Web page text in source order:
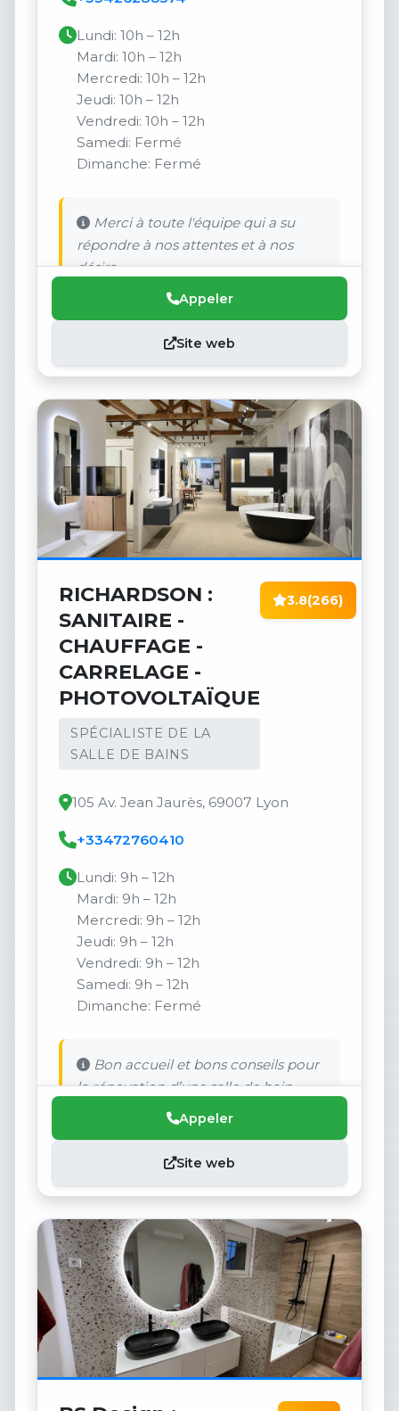
Lundi: 10h – 12h
Mardi: 10h – 12h
Mercredi: 10h – 12h
Jeudi: 10h – 12h
Vendredi: 10h – 12h
Samedi: Fermé
Dimanche: Fermé
Merci à toute l'équipe qui a su
répondre à nos attentes et à nos
désirs.
Appeler
Site web
RICHARDSON :
SANITAIRE -
CHAUFFAGE -
CARRELAGE -
PHOTOVOLTAÏQUE
SPÉCIALISTE DE LA
SALLE DE BAINS
3.8(266)
105 Av. Jean Jaurès, 69007 Lyon
+33472760410
Lundi: 9h – 12h
Mardi: 9h – 12h
Mercredi: 9h – 12h
Jeudi: 9h – 12h
Vendredi: 9h – 12h
Samedi: 9h – 12h
Dimanche: Fermé
Bon accueil et bons conseils pour
la rénovation d’une salle de bain
Appeler
Site web